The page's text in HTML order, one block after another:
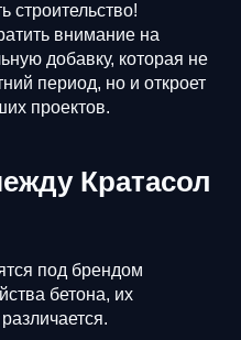
строительство!
внимание на
добавку, которая не
период, но и откроет
проектов.
Кратасол
под брендом
бетона, их